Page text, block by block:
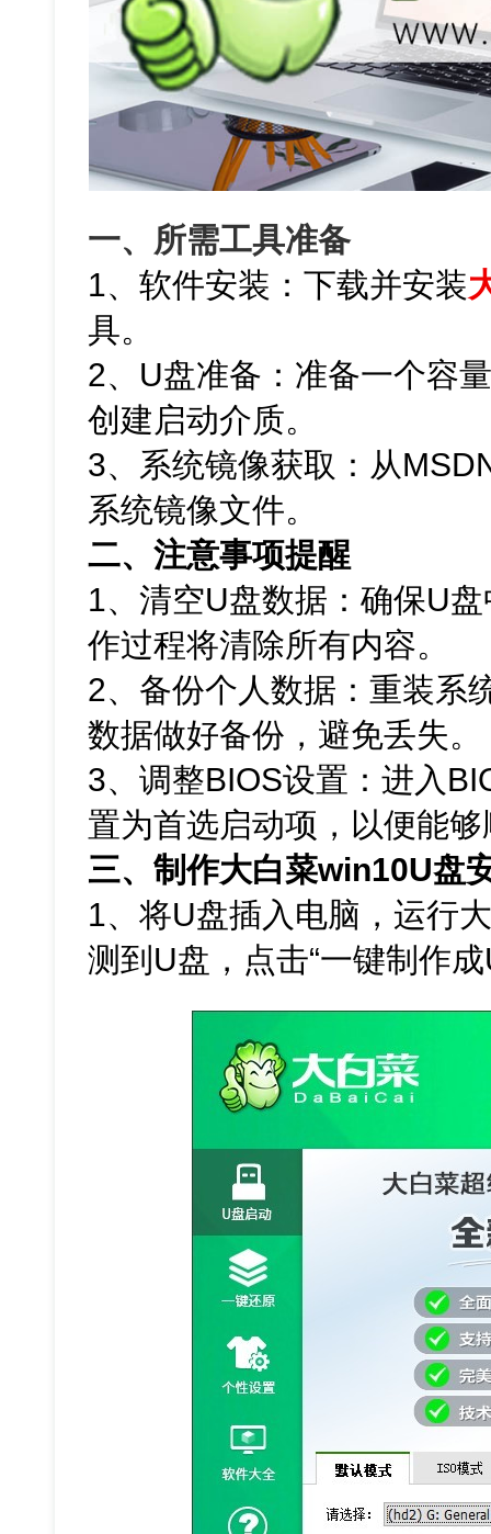
一、所需工具准备
1、软件安装：下载并安装
具。
2、U盘准备：准备一个容
创建启动介质。
3、系统镜像获取：从
系统镜像文件。
二、注意事项提醒
1、清空U盘数据：确保U
作过程将清除所有内容。
2、备份个人数据：重装系
数据做好备份，避免丢失。
3、调整BIOS设置：进入
置为首选启动项，以便能
三、制作大白菜win10U盘
1、将U盘插入电脑，运行
测到U盘，点击“一键制作